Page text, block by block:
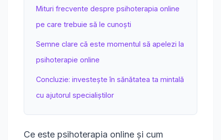
Mituri frecvente despre psihoterapia online
pe care trebuie să le cunoști
Semne clare că este momentul să apelezi la
psihoterapie online
Concluzie: investește în sănătatea ta mintală
cu ajutorul specialiștilor
Ce este psihoterapia online și cum